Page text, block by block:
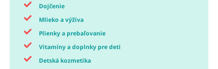
Dojčenie
Mlieko a výživa
Plienky a prebaľovanie
Vitamíny a doplnky pre deti
Detská kozmetika